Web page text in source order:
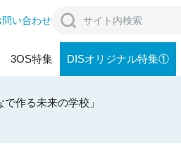
問い合わせ
3OS特集 DISオリジナル特集①
作る未来の学校」